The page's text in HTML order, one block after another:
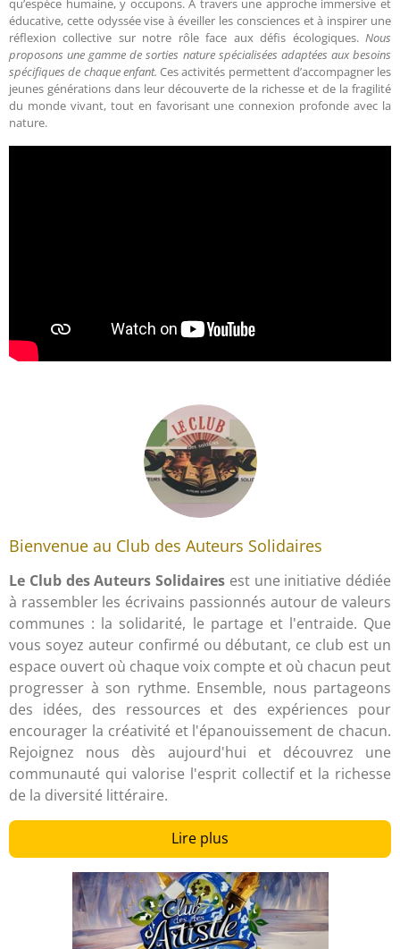
qu’espèce humaine, y occupons. À travers une approche immersive et
éducative, cette odyssée vise à éveiller les consciences et à inspirer une
réflexion collective sur notre rôle face aux défis écologiques. Nous
proposons une gamme de sorties nature spécialisées adaptées aux besoins
spécifiques de chaque enfant. Ces activités permettent d’accompagner les
jeunes générations dans leur découverte de la richesse et de la fragilité
du monde vivant, tout en favorisant une connexion profonde avec la
nature.
Bienvenue au Club des Auteurs Solidaires
Le Club des Auteurs Solidaires est une initiative dédiée
à rassembler les écrivains passionnés autour de valeurs
communes : la solidarité, le partage et l'entraide. Que
vous soyez auteur confirmé ou débutant, ce club est un
espace ouvert où chaque voix compte et où chacun peut
progresser à son rythme. Ensemble, nous partageons
des idées, des ressources et des expériences pour
encourager la créativité et l'épanouissement de chacun.
Rejoignez nous dès aujourd'hui et découvrez une
communauté qui valorise l'esprit collectif et la richesse
de la diversité littéraire.
Lire plus